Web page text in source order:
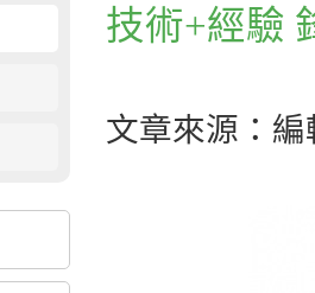
技術+經驗
文章來源：